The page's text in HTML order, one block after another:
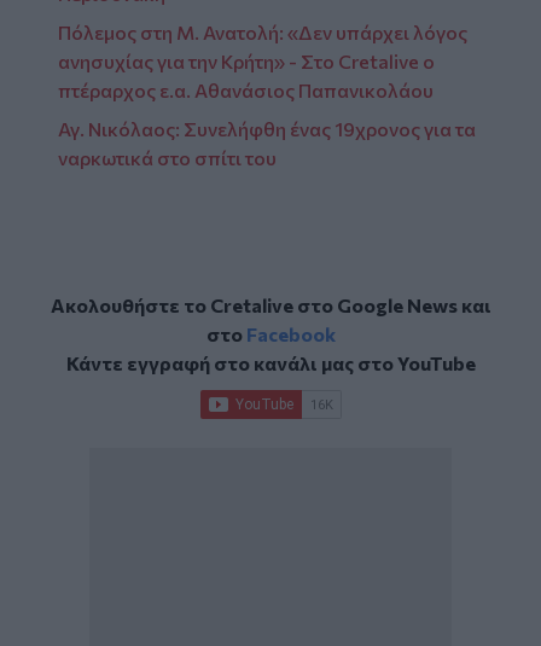
Πόλεμος στη Μ. Ανατολή: «Δεν υπάρχει λόγος
ανησυχίας για την Κρήτη» - Στο Cretalive ο
πτέραρχος ε.α. Αθανάσιος Παπανικολάου
Αγ. Νικόλαος: Συνελήφθη ένας 19χρονος για τα
ναρκωτικά στο σπίτι του
Ακολουθήστε το Cretalive στο Google Newsκαι
στο Facebook
Κάντε εγγραφή στο κανάλι μας στοYouTube